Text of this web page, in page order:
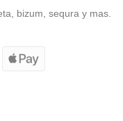
bizum, sequra y mas.